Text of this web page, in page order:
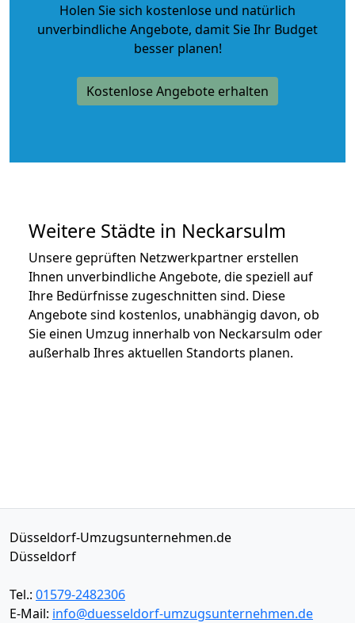
Holen Sie sich kostenlose und natürlich
unverbindliche Angebote, damit Sie Ihr Budget
besser planen!
Kostenlose Angebote erhalten
Weitere Städte in Neckarsulm
Unsere geprüften Netzwerkpartner erstellen
Ihnen unverbindliche Angebote, die speziell auf
Ihre Bedürfnisse zugeschnitten sind. Diese
Angebote sind kostenlos, unabhängig davon, ob
Sie einen Umzug innerhalb von Neckarsulm oder
außerhalb Ihres aktuellen Standorts planen.
Düsseldorf-Umzugsunternehmen.de
Düsseldorf
Tel.: 01579-2482306
E-Mail: info@duesseldorf-umzugsunternehmen.de